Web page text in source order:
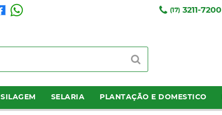
(17)3211-7200
SILAGEM SELARIA PLANTAÇÃO E DOMESTICO